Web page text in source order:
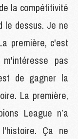
la compétitivité
le dessus. Je ne
première, c'est
pas
de gagner la
La première,
League n’a
Ça ne